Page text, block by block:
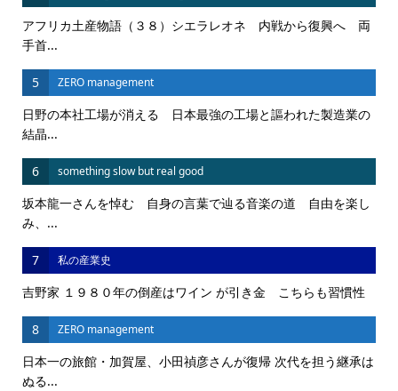
アフリカ土産物語（３８）シエラレオネ 内戦から復興へ 両
手首...
5 ZERO management
日野の本社工場が消える 日本最強の工場と謳われた製造業の
結晶...
6 something slow but real good
坂本龍一さんを悼む 自身の言葉で辿る音楽の道 自由を楽し
み、...
7 私の産業史
吉野家 １９８０年の倒産はワイン が引き金 こちらも習慣性
8 ZERO management
日本一の旅館・加賀屋、小田禎彦さんが復帰 次代を担う継承は
ぬる...